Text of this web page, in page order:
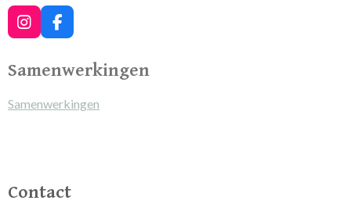
I
n
t
g
F
a
e
o
Samenwerkingen
Samenwerkingen
Contact